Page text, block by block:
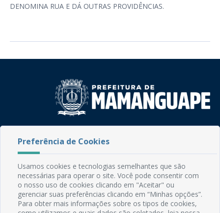
DENOMINA RUA E DÁ OUTRAS PROVIDÊNCIAS.
CEP: 58.280-000 - Mamanguape/PB
Fone: (83) 3292-2246
Email: comunicacao@mamanguape.pb.gov.br
Expediente: Segunda à Sexta, das 08h às 13h
Mapa do Site
Perguntas frequentes
Preferência de Cookies
Usamos cookies e tecnologias semelhantes que são
necessárias para operar o site. Você pode consentir com
o nosso uso de cookies clicando em "Aceitar" ou
gerenciar suas preferências clicando em “Minhas opções”.
Para obter mais informações sobre os tipos de cookies,